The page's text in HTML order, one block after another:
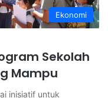
Ekonomi
Sekolah
Mampu
inisiatif untuk